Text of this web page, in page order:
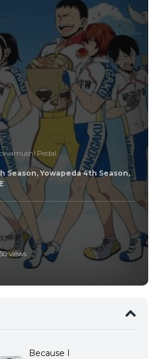
Pedal.
Season, Yowapeda 4th Season,
views
Because I